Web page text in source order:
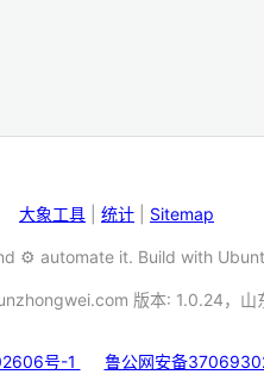
大象工具 统计 Sitemap
⚙️ automate it. Build with
版本: 1.0.24，山
号-1 鲁公网安备